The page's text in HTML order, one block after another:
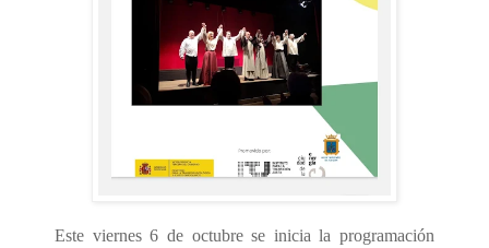
Este viernes 6 de octubrese inicia la programación